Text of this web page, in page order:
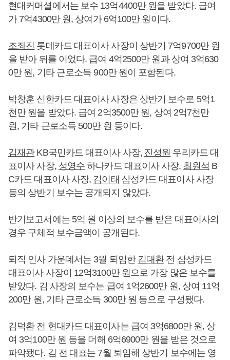
현대커머셜에서는 보수 13억4400만 원을 받았다. 급여
가 7억4300만 원, 상여가 6억100만 원이다.
조좌진 롯데카드 대표이사 사장이 상반기 7억9700만 원
을 받아 뒤를 이었다. 급여 4억2500만 원과 상여 3억630
0만 원, 기타 근로소득 900만 원이 포함된다.
박창훈 신한카드 대표이사 사장은 상반기 보수로 5억1
천만 원을 받았다. 급여 2억3500만 원, 상여 2억7천만
원, 기타 근로소득 500만 원 등이다.
김재관KB국민카드 대표이사 사장, 진성원 우리카드 대
표이사 사장, 성영수 하나카드 대표이사 사장, 최원석 B
C카드 대표이사 사장, 김이태 삼성카드 대표이사 사장
등의 상반기 보수는 공개되지 않았다.
반기보고서에는 5억 원 이상의 보수를 받은 대표이사의
경우 구체적 보수금액이 공개된다.
퇴직 인사 가운데서는 3월 퇴임한 김대환전 삼성카드
대표이사 사장이 12억3100만 원으로 가장 많은 보수를
받았다. 김 사장의 보수는 급여 1억2600만 원, 상여 11억
200만 원, 기타 근로소득 300만 원 등으로 구성됐다.
김덕환 전 현대카드 대표이사는 급여 3억6800만 원, 상
여 3억100만 원 등을 더해 6억6900만 원을 받은 것으로
파악됐다. 김 전 대표는 7월 퇴임해 상반기 보수에는 영